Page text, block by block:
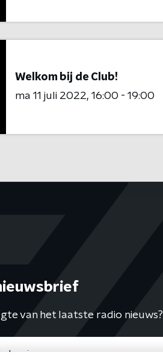
Welkom bij de Club!
ma 11 juli 2022 16:00 - 19:00
van het laatste radio nieuws?